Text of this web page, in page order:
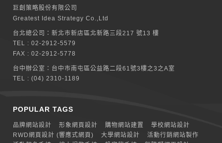
巨創策略股份有限公司
Greatest Idea Strategy Co.,Ltd
台北總公司：新北巿新店區北新路三段217 號13 樓
TEL :02-2912-5579
FAX : 02-2912-5778
台中辦公室： 台中市南屯區公益路二段61號3樓之3之A室
TEL :(04) 2310-1189
POPULAR TAGS
品牌網站設計 形象網頁設計 購物網站建置
學校網站設計
RWD網頁設計 (響應式網頁)
大學網站設計
活動行銷網站製作